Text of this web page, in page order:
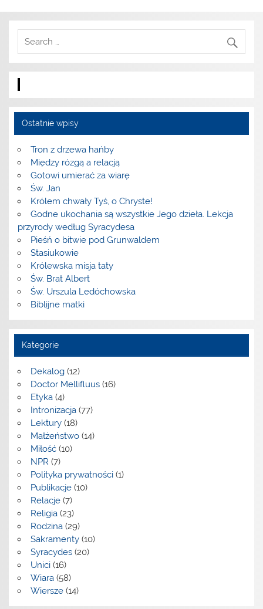
Ostatnie wpisy
Tron z drzewa hańby
Między rózgą a relacją
Gotowi umierać za wiarę
Św. Jan
Królem chwały Tyś, o Chryste!
Godne ukochania są wszystkie Jego dzieła. Lekcja
przyrody według Syracydesa
Pieśń o bitwie pod Grunwaldem
Stasiukowie
Królewska misja taty
Św. Brat Albert
Św. Urszula Ledóchowska
Biblijne matki
Kategorie
Dekalog(12)
Doctor Mellifluus(16)
Etyka(4)
Intronizacja(77)
Lektury(18)
Małżeństwo(14)
Miłość(10)
NPR (7)
Polityka prywatności(1)
Publikacje(10)
Relacje(7)
Religia(23)
Rodzina(29)
Sakramenty(10)
Syracydes(20)
Unici(16)
Wiara(58)
Wiersze(14)